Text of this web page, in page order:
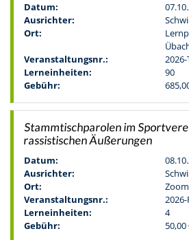
Datum:
Ausrichter:
Ort:
Veranstaltungsnr.:
2026-
Lerneinheiten:
90
Gebühr:
Stammtischparolen im
rassistischen Äußerungen
Datum:
Ausrichter:
Ort:
Zoom
Veranstaltungsnr.:
2026-
Lerneinheiten:
4
Gebühr:
50,00